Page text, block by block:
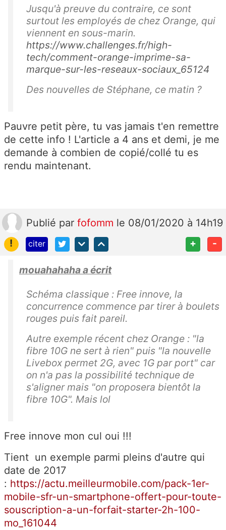
Jusqu'à preuve du contraire, ce sont
surtout les employés de chez Orange, qui
viennent en sous-marin.
https://www.challenges.fr/high-
tech/comment-orange-imprime-sa-
marque-sur-les-reseaux-sociaux_65124
Des nouvelles de Stéphane, ce matin ?
Pauvre petit père, tu vas jamais t'en remettre
de cette info ! L'article a 4 ans et demi, je me
demande à combien de copié/collé tu es
rendu maintenant.
Publié par fofomm le 08/01/2020 à 14h19
!
citer + -
mouahahaha a écrit
Schéma classique : Free innove, la
concurrence commence par tirer à boulets
rouges puis fait pareil.
Autre exemple récent chez Orange : "la
fibre 10G ne sert à rien" puis "la nouvelle
Livebox permet 2G, avec 1G par port" car
on n'a pas la possibilité technique de
s'aligner mais "on proposera bientôt la
fibre 10G". Mais lol
Free innove mon cul oui !!!
Tient un exemple parmi pleins d'autre qui
date de 2017
: https://actu.meilleurmobile.com/pack-1er-
mobile-sfr-un-smartphone-offert-pour-toute-
souscription-a-un-forfait-starter-2h-100-
mo_161044